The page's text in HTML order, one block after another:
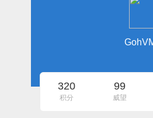
320
积分
99
威望